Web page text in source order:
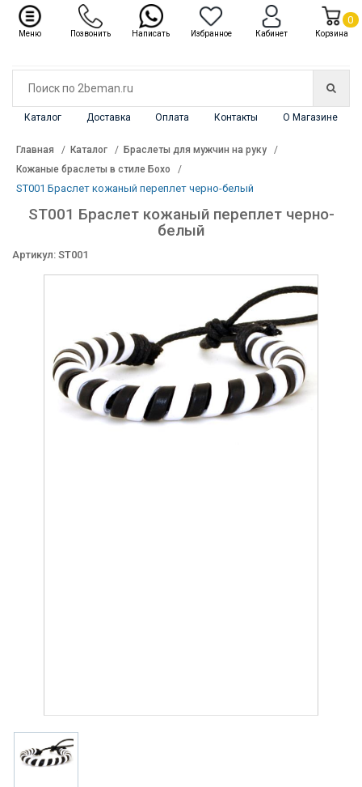
Каталог Доставка Оплата Контакты О Магазине
Каталог ✖
Главная Каталог
Браслеты для мужчин на руку
Кожаные браслеты в стиле Бохо
ST001 Браслет кожаный переплет черно-белый
ST001 Браслет кожаный переплет черно-
белый
Артикул: ST001
Меню Позвонить Написать Избранное Кабинет Корзина
0